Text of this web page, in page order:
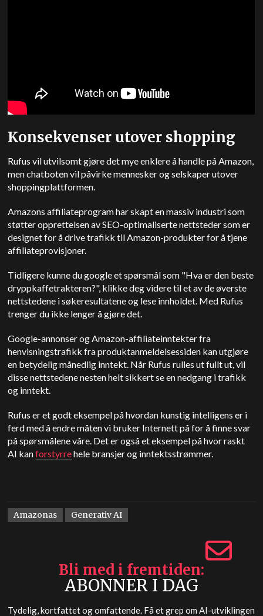
Konsekvenser utover shopping
Rufus vil utvilsomt gjøre det mye enklere å handle på Amazon,
men chatboten vil påvirke mennesker og selskaper utover
shoppingplattformen.
Amazons affiliateprogram har skapt en massiv industri som
støtter opprettelsen av SEO-optimaliserte nettsteder som er
designet for å drive trafikk til Amazon-produkter for å tjene
affiliateprovisjoner.
Tidligere kunne du google et spørsmål som "Hva er den beste
dryppkaffetrakteren?", klikke deg videre til et av de øverste
nettstedene i søkeresultatene og lese innholdet. Med Rufus
trenger du ikke lenger å gjøre det.
Google-annonser og Amazon-affiliateinntekter fra
henvisningstrafikk fra produktanmeldelsessiden kan utgjøre
en betydelig månedlig inntekt. Når Rufus rulles ut fullt ut, vil
disse nettstedene nesten helt sikkert se en nedgang i trafikk
og inntekt.
Rufus er et godt eksempel på hvordan kunstig intelligens er i
ferd med å endre måten vi bruker Internett på for å finne svar
på spørsmålene våre. Det er også et eksempel på hvor raskt
AI kanforstyrrehele bransjer og inntektsstrømmer.
Amazonas Generativ AI
Bli med i fremtiden
ABONNER I DAG
Tydelig, kortfattet og omfattende. Få et grep om AI-utviklingen